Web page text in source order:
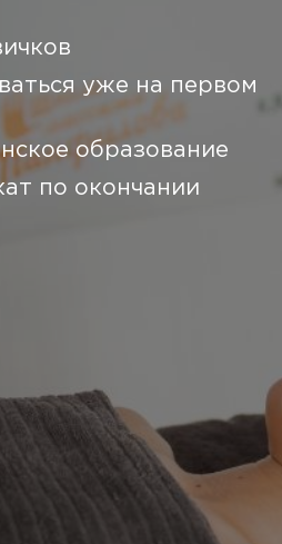
уже на первом
образование
по окончании